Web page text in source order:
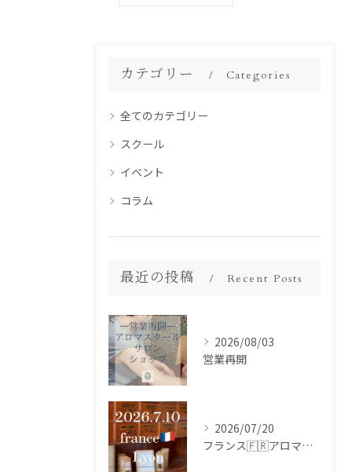
カテゴリー Categories
全てのカテゴリー
スクール
イベント
コラム
最近の投稿 Recent Posts
2026/08/03
営業再開
2026/07/20
フランス🇫🇷アロマ研修ツアー𝗱𝗮𝘆𝟮